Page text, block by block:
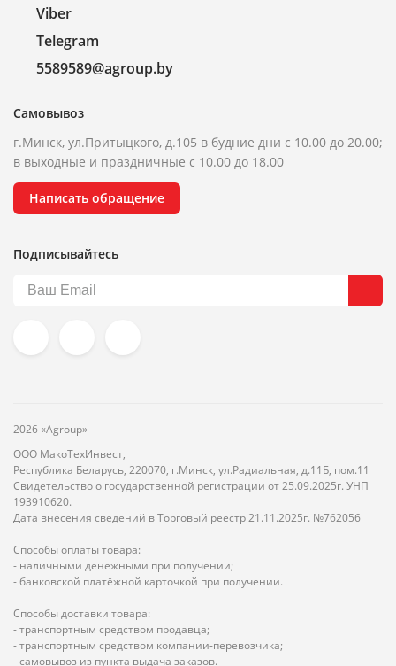
Viber
Telegram
5589589@agroup.by
Самовывоз
г.Минск, ул.Притыцкого, д.105 в будние дни с 10.00 до 20.00;
в выходные и праздничные с 10.00 до 18.00
Написать обращение
Подписывайтесь
2026 «Agroup»
ООО МакоТехИнвест,
Республика Беларусь, 220070, г.Минск, ул.Радиальная, д.11Б, пом.11
Свидетельство о государственной регистрации от 25.09.2025г. УНП
193910620.
Дата внесения сведений в Торговый реестр 21.11.2025г. №762056
Способы оплаты товара:
- наличными денежными при получении;
- банковской платёжной карточкой при получении.
Способы доставки товара:
- транспортным средством продавца;
- транспортным средством компании-перевозчика;
- самовывоз из пункта выдача заказов.